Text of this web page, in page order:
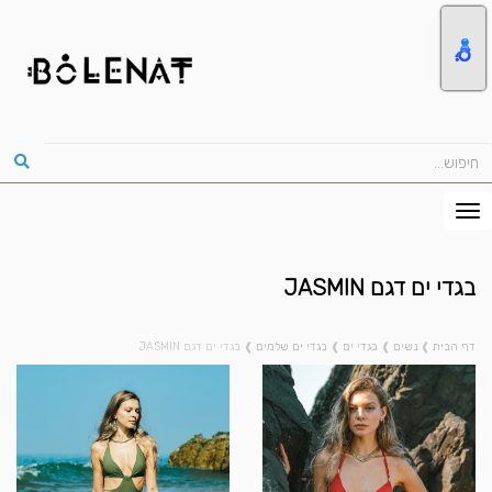
בגדי ים דגם JASMIN
דף הבית ❱ נשים ❱ בגדי ים ❱ בגדי ים שלמים ❱ בגדי ים דגם JASMIN